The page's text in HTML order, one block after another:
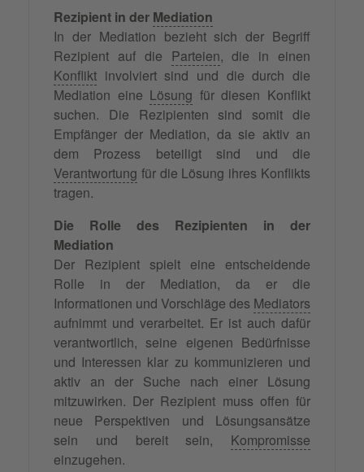
Rezipient in der Mediation
In der Mediation bezieht sich der Begriff
Rezipient auf die Parteien, die in einen
Konflikt involviert sind und die durch die
Mediation eine Lösung für diesen Konflikt
suchen. Die Rezipienten sind somit die
Empfänger der Mediation, da sie aktiv an
dem Prozess beteiligt sind und die
Verantwortung für die Lösung ihres Konflikts
tragen.
Die Rolle des Rezipienten in der
Mediation
Der Rezipient spielt eine entscheidende
Rolle in der Mediation, da er die
Informationen und Vorschläge des Mediators
aufnimmt und verarbeitet. Er ist auch dafür
verantwortlich, seine eigenen Bedürfnisse
und Interessen klar zu kommunizieren und
aktiv an der Suche nach einer Lösung
mitzuwirken. Der Rezipient muss offen für
neue Perspektiven und Lösungsansätze
sein und bereit sein, Kompromisse
einzugehen.